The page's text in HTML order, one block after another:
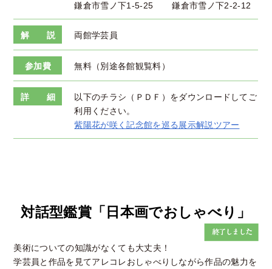
鎌倉市雪ノ下1-5-25
鎌倉市雪ノ下2-2-12
解 説 両館学芸員
参加費 無料（別途各館観覧料）
詳 細
以下のチラシ（ＰＤＦ）をダウンロードしてご
利用ください。
紫陽花が咲く記念館を巡る展示解説ツアー
対話型鑑賞「日本画でおしゃべり」
美術についての知識がなくても大丈夫！
学芸員と作品を見てアレコレおしゃべりしながら作品の魅力を